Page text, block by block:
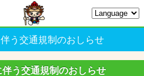
町オフィシャルサイト
う交通規制のおしらせ
う交通規制のおしらせ